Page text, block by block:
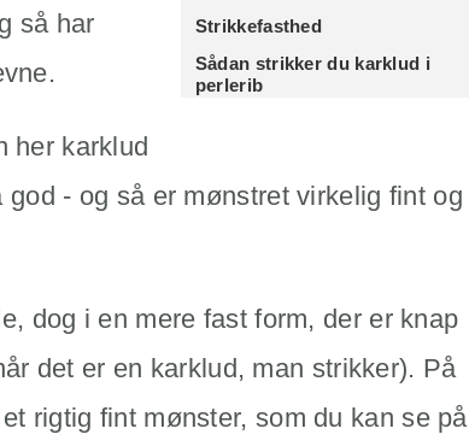
Strikkefasthed
Sådan strikker du karklud i
perlerib
så har
her karklud
- og så er mønstret virkelig fint og
dog i en mere fast form, der er knap
det er en karklud, man strikker). På
rigtig fint mønster, som du kan se på